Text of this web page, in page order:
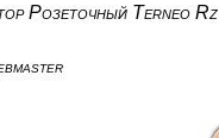
Розеточный Terneo Rz